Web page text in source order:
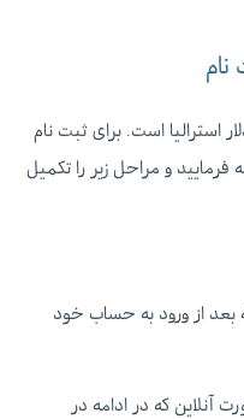
امتحان ناتی در حال حاضر ۸۰۰ دلار استرالیا است. برای ثبت نام
فرمایید و مراحل زیر را تکمیل
بعد از ورود به حساب خود
آنلاین که در ادامه در